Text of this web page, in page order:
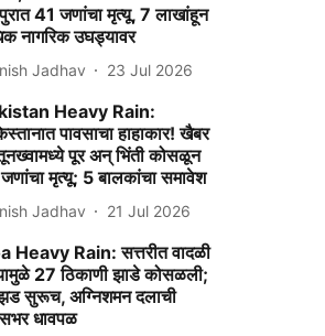
41 जणांचा मृत्यू, 7 लाखांहून
नागरिक उघड्यावर
Jadhav 23 Jul 2026
Heavy Rain:
पावसाचा हाहाकार! खैबर
पूर अन् भिंती कोसळून
मृत्यू; 5 बालकांचा समावेश
Jadhav 21 Jul 2026
Heavy Rain: सत्तरीत वादळी
27 ठिकाणी झाडे कोसळली;
सुरूच, अग्निशमन दलाची
धावपळ